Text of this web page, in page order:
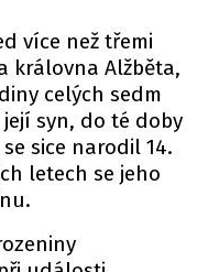
více než třemi
královna Alžběta,
celých sedm
syn, do té doby
sice narodil 14.
letech se jeho